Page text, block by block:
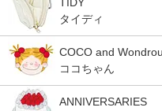
TIDY
タイディ
COCO and
ココちゃん
ANNIVERSARIES